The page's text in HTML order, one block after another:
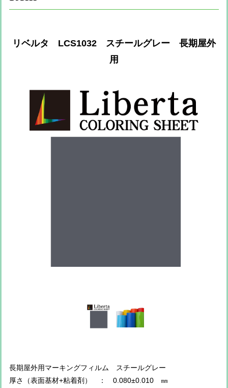
リベルタ LCS1032 スチールグレー 長期屋外
用
長期屋外用マーキングフィルム スチールグレー
厚さ（表面基材+粘着剤） ： 0.080±0.010 ㎜